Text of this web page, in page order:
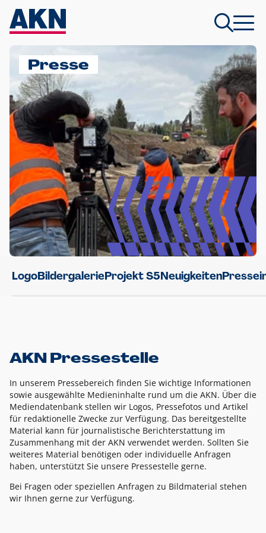
Presse
LogoBildergalerieProjekt S5Neuigkeiten
AKN Pressestelle
In unserem Pressebereich finden Sie wichtige Informationen
sowie ausgewählte Medieninhalte rund um die AKN. Über die
Mediendatenbank stellen wir Logos, Pressefotos und Artikel
für redaktionelle Zwecke zur Verfügung. Das bereitgestellte
Material kann für journalistische Berichterstattung im
Zusammenhang mit der AKN verwendet werden. Sollten Sie
weiteres Material benötigen oder individuelle Anfragen
haben, unterstützt Sie unsere Pressestelle gerne.
Bei Fragen oder speziellen Anfragen zu Bildmaterial stehen
wir Ihnen gerne zur Verfügung.